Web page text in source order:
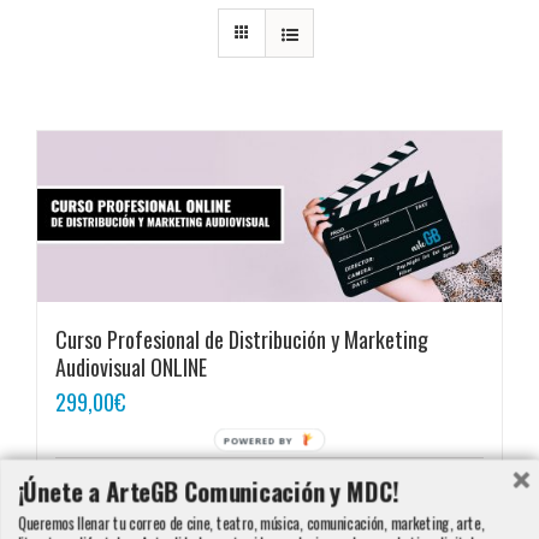
Curso Profesional de Distribución y Marketing
Audiovisual ONLINE
299,00€
Añadir al carrito
¡Únete a ArteGB Comunicación y MDC!
Queremos llenar tu correo de cine, teatro, música, comunicación, marketing, arte,
POWERED BY